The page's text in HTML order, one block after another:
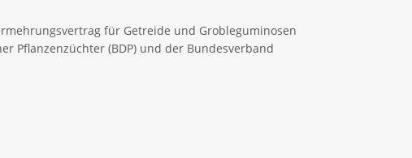
für Getreide und Grobleguminosen
Pflanzenzüchter (BDP) und der Bundesverband